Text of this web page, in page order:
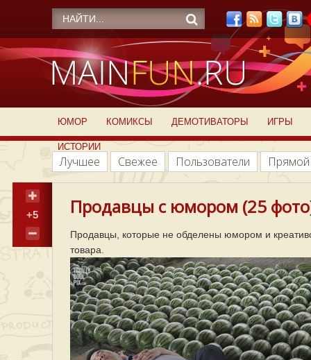
ЮМОР КОМИКСЫ ДЕМОТИВАТОРЫ ИГРЫ
ИСТОРИИ
Лучшее Свежее Пользователи
+5 Продавцы с юмором (25
Продавцы, которые не обделены юмором и
товара.